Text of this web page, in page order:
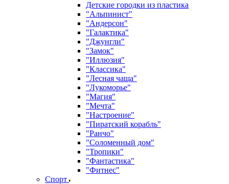
Детские городки из пластика
"Альпинист"
"Андерсон"
"Галактика"
"Джунгли"
"Замок"
"Иллюзия"
"Классика"
"Лесная чаща"
"Лукоморье"
"Магия"
"Мечта"
"Настроение"
"Пиратский корабль"
"Ранчо"
"Соломенный дом"
"Тропики"
"Фантастика"
"Фитнес"
Спорт